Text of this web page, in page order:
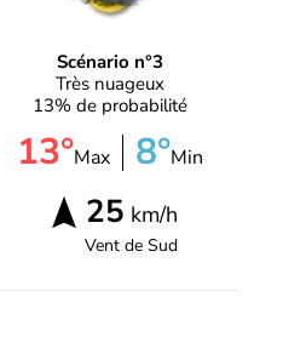
Scénario n°3
Très nuageux
13% de probabilité
13°Max 8°Min
25 km/h
Vent deSud